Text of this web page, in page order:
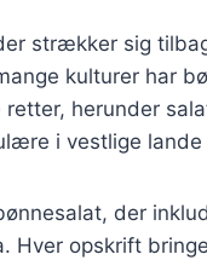
strækker sig
kulturer har
herunder
i vestlige
der
Hver opskrift